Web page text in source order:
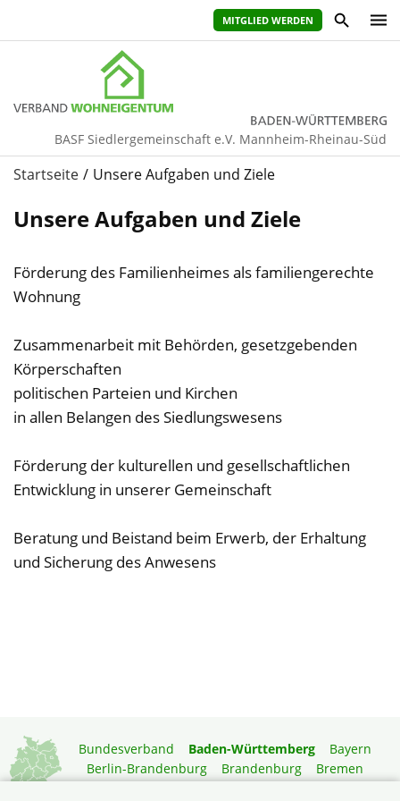
MITGLIED WERDEN
BASF Siedlergemeinschaft e.V. Mannheim-Rheinau-Süd
Startseite Unsere Aufgaben und Ziele
Unsere Aufgaben und Ziele
Förderung des Familienheimes als familiengerechte
Wohnung
Zusammenarbeit mit Behörden, gesetzgebenden
Körperschaften
politischen Parteien und Kirchen
in allen Belangen des Siedlungswesens
Förderung der kulturellen und gesellschaftlichen
Entwicklung in unserer Gemeinschaft
Beratung und Beistand beim Erwerb, der Erhaltung
und Sicherung des Anwesens
Bundesverband Baden-Württemberg
Bayern
Berlin-Brandenburg
Brandenburg
Bremen